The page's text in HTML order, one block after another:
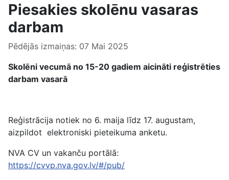
Piesakies skolēnu vasaras
darbam
Pēdējās izmaiņas: 07 Mai 2025
Skolēni vecumā no 15-20 gadiem aicināti reģistrēties
darbam vasarā
Reģistrācija notiek no 6. maija līdz 17. augustam,
aizpildot elektroniski pieteikuma anketu.
NVA CV un vakanču portālā:
https://cvvp.nva.gov.lv/#/pub/